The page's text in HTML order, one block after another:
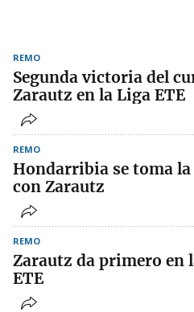
REMO
Segunda victoria del
Zarautz en la Liga ETE
REMO
Hondarribia se toma la
con Zarautz
REMO
Zarautz da primero en
ETE